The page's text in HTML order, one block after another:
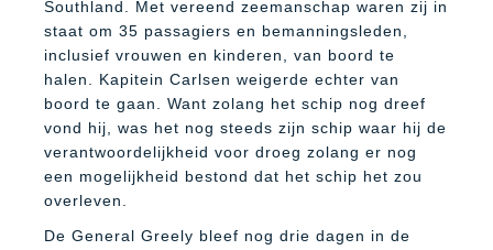
Southland. Met vereend zeemanschap waren zij in
staat om 35 passagiers en bemanningsleden,
inclusief vrouwen en kinderen, van boord te
halen. Kapitein Carlsen weigerde echter van
boord te gaan. Want zolang het schip nog dreef
vond hij, was het nog steeds zijn schip waar hij de
verantwoordelijkheid voor droeg zolang er nog
een mogelijkheid bestond dat het schip het zou
overleven.
De General Greely bleef nog drie dagen in de